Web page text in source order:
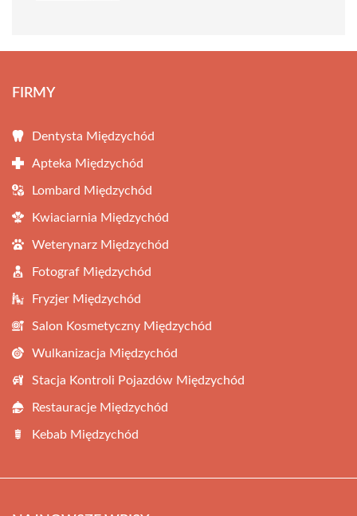
FIRMY
Dentysta Międzychód
Apteka Międzychód
Lombard Międzychód
Kwiaciarnia Międzychód
Weterynarz Międzychód
Fotograf Międzychód
Fryzjer Międzychód
Salon Kosmetyczny Międzychód
Wulkanizacja Międzychód
Stacja Kontroli Pojazdów Międzychód
Restauracje Międzychód
Kebab Międzychód